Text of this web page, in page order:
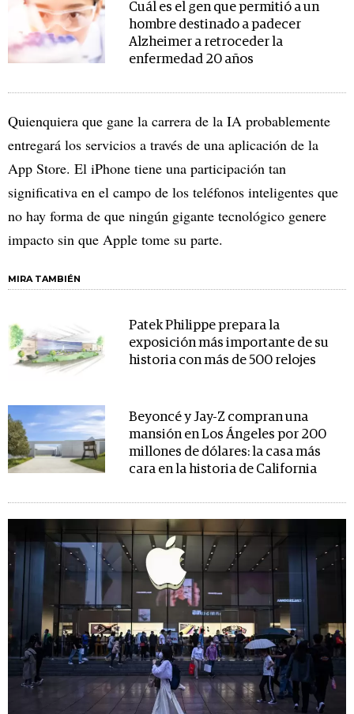
Cuál es el gen que permitió a un
hombre destinado a padecer
Alzheimer a retroceder la
enfermedad 20 años
Quienquiera que gane la carrera de la IA probablemente
entregará los servicios a través de una aplicación de la
App Store. El iPhone tiene una participación tan
significativa en el campo de los teléfonos inteligentes que
no hay forma de que ningún gigante tecnológico genere
impacto sin que Apple tome su parte.
MIRA TAMBIÉN
Patek Philippe prepara la
exposición más importante de su
historia con más de 500 relojes
Beyoncé y Jay-Z compran una
mansión en Los Ángeles por 200
millones de dólares: la casa más
cara en la historia de California